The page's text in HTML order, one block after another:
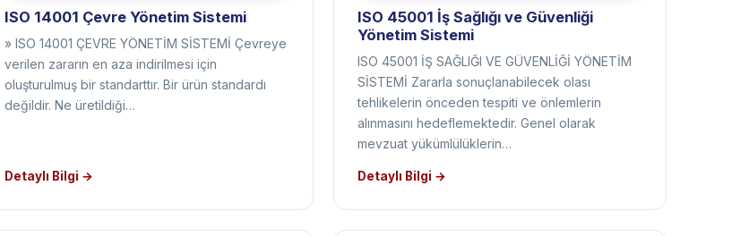
ISO 14001 Çevre Yönetim Sistemi
» ISO 14001 ÇEVRE YÖNETİM SİSTEMİ Çevreye
verilen zararın en aza indirilmesi için
oluşturulmuş bir standarttır. Bir ürün standardı
değildir. Ne üretildiği…
Detaylı Bilgi →
ISO 45001 İş Sağlığı ve Güvenliği
Yönetim Sistemi
ISO 45001 İŞ SAĞLIĞI VE GÜVENLİĞİ YÖNETİM
SİSTEMİ Zararla sonuçlanabilecek olası
tehlikelerin önceden tespiti ve önlemlerin
alınmasını hedeflemektedir. Genel olarak
mevzuat yükümlülüklerin…
Detaylı Bilgi →